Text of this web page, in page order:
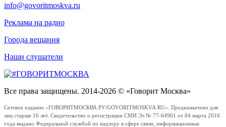
info@govoritmoskva.ru
Реклама на радио
Города вещания
Наши слушатели
Все права защищены. 2014-2026 © «Говорит Москва»
Сетевое издание «ГОВОРИТМОСКВА.РУ/GOVORITMOSKVA.RU». Предназначено для
лиц старше 16 лет. Свидетельство о регистрации СМИ Эл № 77-64961 от 04 марта 2016
года выдано Федеральной службой по надзору в сфере связи, информационных